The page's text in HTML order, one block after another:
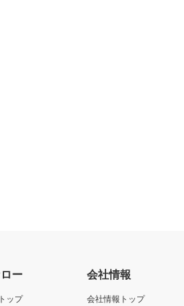
ー
ップ
会社情報
会社情報トップ